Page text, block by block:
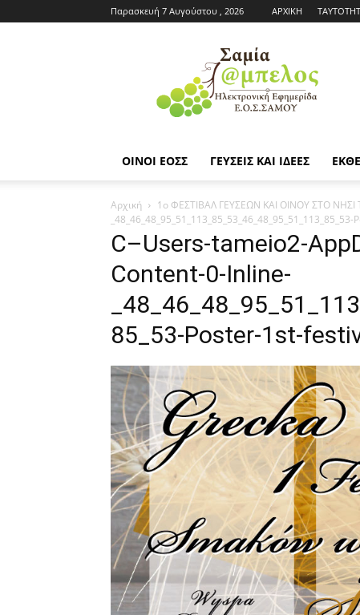
Παρασκευή 7 Αυγούστου , 2026 ΑΡΧΙΚΗ
Εφημερίδα
ΕΟΣΣ
|
Σαμία
ΟΙΝΟΙ ΕΟΣΣ ΓΕΥΣΕΙΣ ΚΑΙ ΙΔΕΕΣ
Αρχική 1ο ΦΕΣΤΙΒΑΛ ΓΕΥΣΕΩΝ ΚΑΙ ΟΙΝΟΥ ΣΤΟ
C–Users-tameio2-
Content-0-Inline-
85_53-Poster-1st-